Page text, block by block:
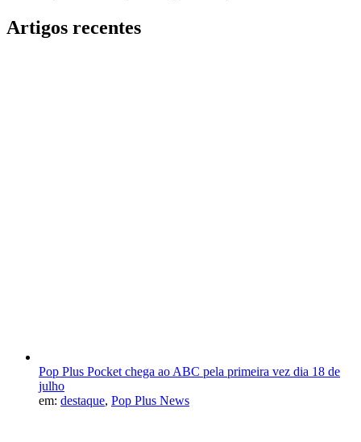
Artigos recentes
Pop Plus Pocket chega ao ABC pela primeira vez dia 18 de
julho
em: destaque, Pop Plus News